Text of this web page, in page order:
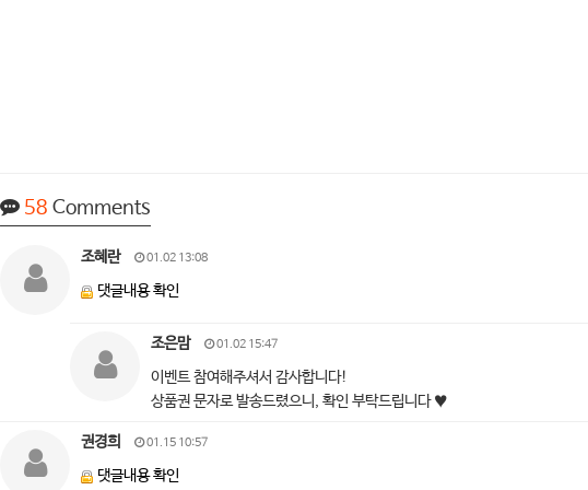
58 Comments
조혜란 01.02 13:08
댓글내용 확인
조은맘 01.02 15:47
이벤트 참여해주셔서 감사합니다!
상품권 문자로 발송드렸으니, 확인 부탁드립니다 ♥
권경희 01.15 10:57
댓글내용 확인